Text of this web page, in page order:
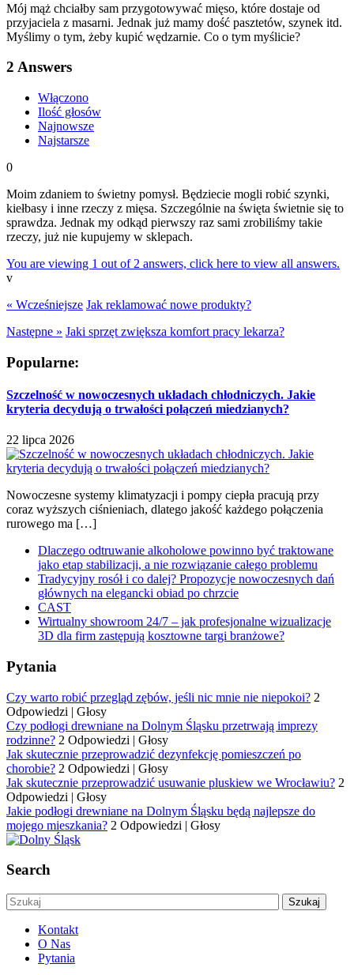
Mój mąż chciałby sam przygotowywać mięso, które dostaje od
przyjaciela z masarni. Jednak już mamy dość pasztetów, szynek itd.
Myślimy o tym, żeby kupić wędzarnie. Co o tym myślicie?
2 Answers
Włączono
Ilość głosów
Najnowsze
Najstarsze
0
Moim zdaniem to świetny pomysł. Będziecie mogli robić szynki,
kiełbasy i inne rzeczy z mięsa. Szczególnie na święta świetnie się to
sprawdza. Jednak my odkąd pierwszy raz sami zrobiliśmy takie
rzeczy, już nie kupujemy w sklepach.
You are viewing 1 out of 2 answers, click here to view all answers.
v
« Wcześniejsze Jak reklamować nowe produkty?
Następne » Jaki sprzęt zwiększa komfort pracy lekarza?
Popularne:
Szczelność w nowoczesnych układach chłodniczych. Jakie
kryteria decydują o trwałości połączeń miedzianych?
22 lipca 2026
Nowoczesne systemy klimatyzacji i pompy ciepła pracują przy
coraz wyższych ciśnieniach, dlatego jakość każdego połączenia
rurowego ma […]
Dlaczego odtruwanie alkoholowe powinno być traktowane
jako etap stabilizacji, a nie rozwiązanie całego problemu
Tradycyjny rosół i co dalej? Propozycje nowoczesnych dań
głównych na elegancki obiad po chrzcie
CAST
Wirtualny showroom 24/7 – jak profesjonalne wizualizacje
3D dla firm zastępują kosztowne targi branżowe?
Pytania
Czy warto robić przegląd zębów, jeśli nic mnie nie niepokoi? 2
Odpowiedzi | Głosy
Czy podłogi drewniane na Dolnym Śląsku przetrwają imprezy
rodzinne? 2 Odpowiedzi | Głosy
Jak skutecznie przeprowadzić dezynfekcję pomieszczeń po
chorobie? 2 Odpowiedzi | Głosy
Jak skutecznie przeprowadzić usuwanie pluskiew we Wrocławiu? 2
Odpowiedzi | Głosy
Jakie podłogi drewniane na Dolnym Śląsku będą najlepsze do
mojego mieszkania? 2 Odpowiedzi | Głosy
Search
Kontakt
O Nas
Pytania